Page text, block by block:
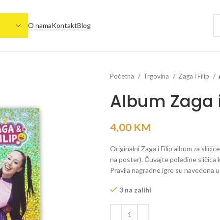
O namaKontaktBlog
Početna Trgovina Zaga i Filip
Album Zaga
4,00 KM
Originalni Zaga i Filip album za
na poster). Čuvajte poleđine
Pravila nagradne igre su navedena
3 na zalihi